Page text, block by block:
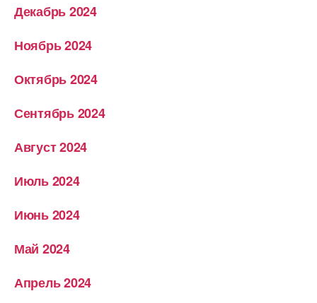
Декабрь 2024
Ноябрь 2024
Октябрь 2024
Сентябрь 2024
Август 2024
Июль 2024
Июнь 2024
Май 2024
Апрель 2024